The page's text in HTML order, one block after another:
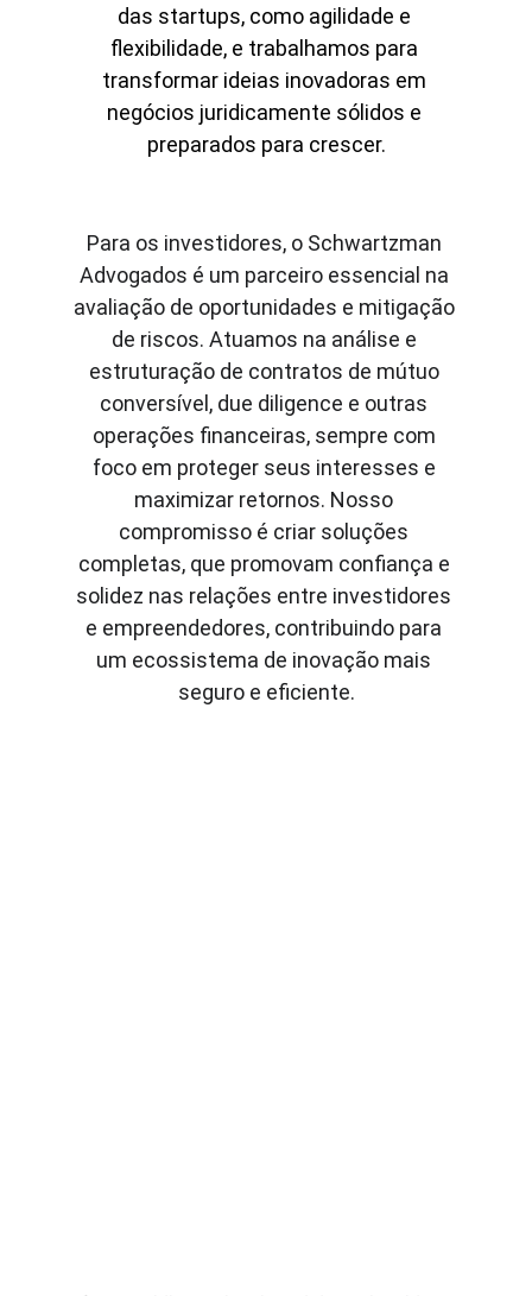
das startups, como agilidade e
flexibilidade, e trabalhamos para
transformar ideias inovadoras em
negócios juridicamente sólidos e
preparados para crescer.
Para os investidores, o Schwartzman
Advogados é um parceiro essencial na
avaliação de oportunidades e mitigação
de riscos. Atuamos na análise e
estruturação de contratos de mútuo
conversível, due diligence e outras
operações financeiras, sempre com
foco em proteger seus interesses e
maximizar retornos. Nosso
compromisso é criar soluções
completas, que promovam confiança e
solidez nas relações entre investidores
e empreendedores, contribuindo para
um ecossistema de inovação mais
seguro e eficiente.